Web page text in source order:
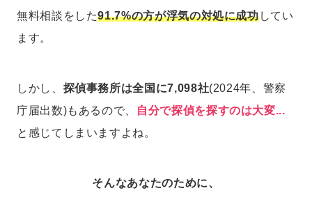
無料相談をした91.7%の方が浮気の対処に成功してい
ます。
しかし、 探偵事務所は全国に7,098社(2024年、警察
庁届出数)もあるので、
自分で探偵を探すのは大変...
と感じてしまいますよね。
そんなあなたのために、